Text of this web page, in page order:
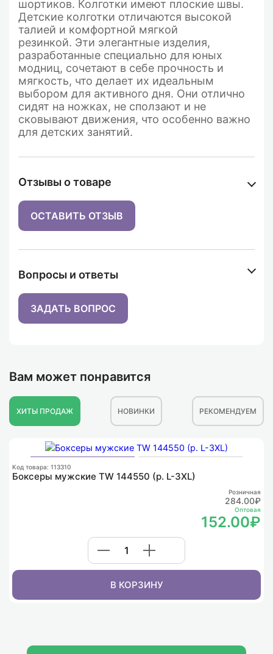
шортиков. Колготки имеют плоские швы.
Детские колготки отличаются высокой
талией и комфортной мягкой
резинкой. Эти элегантные изделия,
разработанные специально для юных
модниц, сочетают в себе прочность и
мягкость, что делает их идеальным
выбором для активного дня. Они отлично
сидят на ножках, не сползают и не
сковывают движения, что особенно важно
для детских занятий.
Отзывы о товаре
ОСТАВИТЬ ОТЗЫВ
Вопросы и ответы
ЗАДАТЬ ВОПРОС
Вам может понравится
ХИТЫ ПРОДАЖ НОВИНКИ РЕКОМЕНДУЕМ
Код товара: 113310
Боксеры мужские TW 144550 (р. L-3XL)
Оптовая
152.00₽
Розничная
284.00₽
В КОРЗИНУ